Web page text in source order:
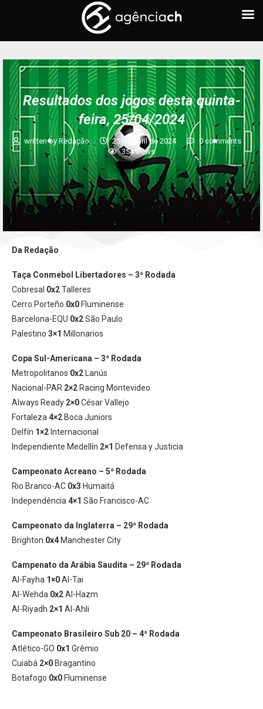
FUTEBOL
Resultados dos jogos desta quinta-
feira, 25/04/2024
written by Redação 25 de abril de 2024
0 comments
354views
Da Redação
Taça Conmebol Libertadores – 3ª Rodada
Cobresal 0x2Talleres
Cerro Porteño 0x0 Fluminense
Barcelona-EQU 0x2São Paulo
Palestino 3×1 Millonarios
Copa Sul-Americana – 3ª Rodada
Metropolitanos 0x2 Lanús
Nacional-PAR 2×2 Racing Montevideo
Always Ready 2×0César Vallejo
Fortaleza 4×2 Boca Juniors
Delfín 1×2 Internacional
Independiente Medellín 2×1 Defensa y Justicia
Campeonato Acreano – 5ª Rodada
Rio Branco-AC 0x3 Humaitá
Independência 4×1 São Francisco-AC
Campeonato da Inglaterra – 29ª Rodada
Brighton 0x4 Manchester City
Campenato da Arábia Saudita – 29ª Rodada
Al-Fayha 1×0Al-Tai
Al-Wehda 0x2Al-Hazm
Al-Riyadh 2×1 Al-Ahli
Campeonato Brasileiro Sub 20 – 4ª Rodada
Atlético-GO 0x1 Grêmio
Cuiabá 2×0 Bragantino
Botafogo 0x0 Fluminense